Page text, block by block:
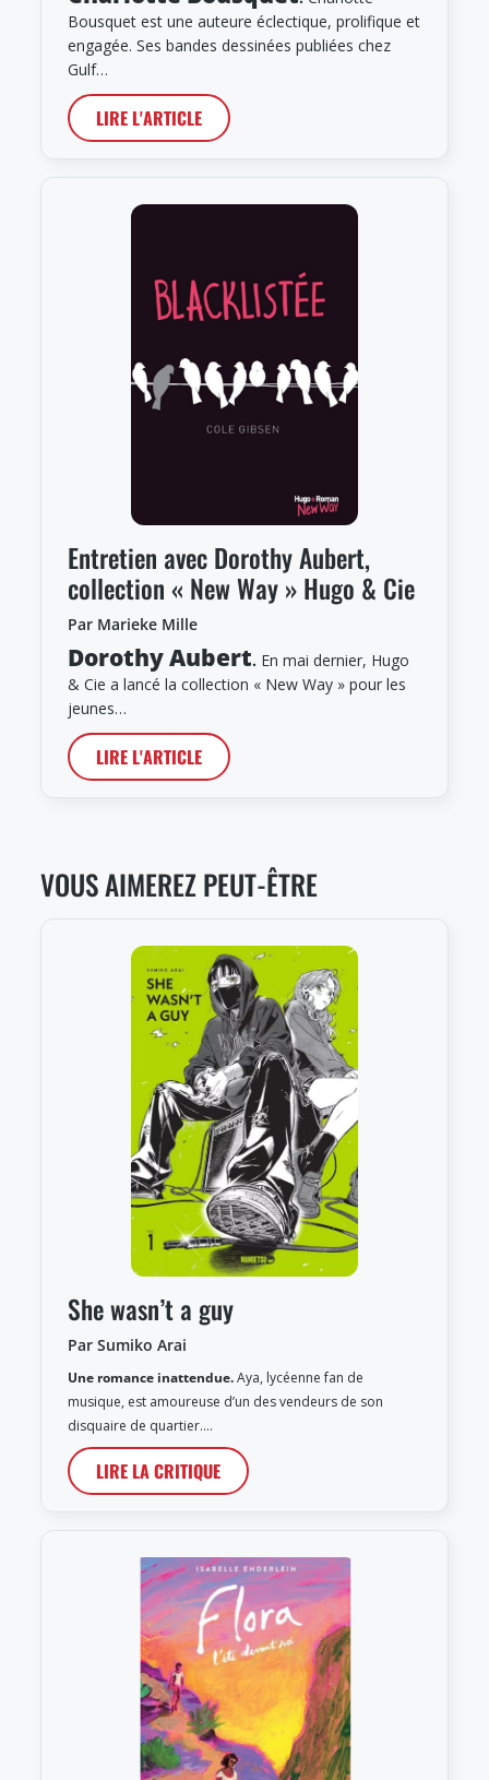
Bousquet est une auteure éclectique, prolifique et
engagée. Ses bandes dessinées publiées chez
Gulf…
LIRE L'ARTICLE
Entretien avec Dorothy Aubert,
collection « New Way » Hugo & Cie
Par Marieke Mille
Dorothy Aubert. En mai dernier, Hugo
& Cie a lancé la collection « New Way » pour les
jeunes…
LIRE L'ARTICLE
VOUS AIMEREZ PEUT-ÊTRE
She wasn’t a guy
Par Sumiko Arai
Une romance inattendue.Aya, lycéenne fan de
musique, est amoureuse d’un des vendeurs de son
disquaire de quartier.…
LIRE LA CRITIQUE